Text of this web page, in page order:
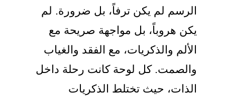
الرسم لم يكن ترفاً، بل ضرورة. لم
يكن هروباً، بل مواجهة صريحة مع
الألم والذكريات، مع الفقد والغياب
والصمت. كل لوحة كانت رحلة داخل
الذات، حيث تختلط الذكريات